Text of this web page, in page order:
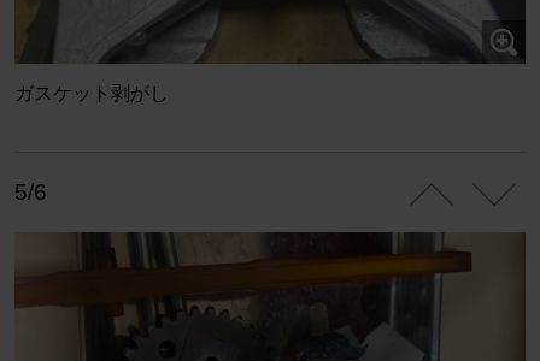
ガスケット剥がし
5/6